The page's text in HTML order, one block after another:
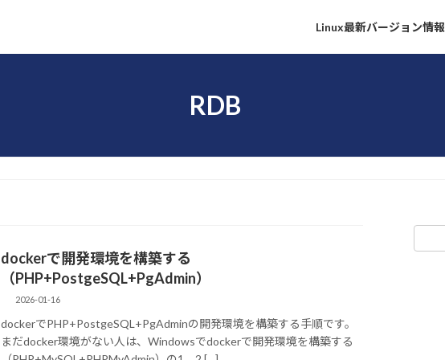
Linux最新バージョン情報
RDB
dockerで開発環境を構築する
（PHP+PostgeSQL+PgAdmin）
2026-01-16
dockerでPHP+PostgeSQL+PgAdminの開発環境を構築する手順です。
まだdocker環境がない人は、Windowsでdockerで開発環境を構築する